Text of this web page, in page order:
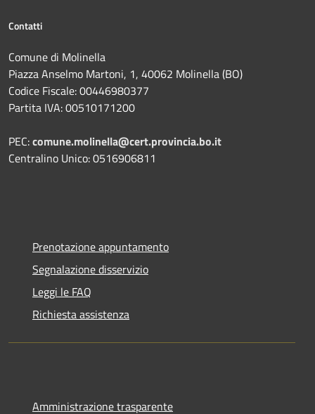
Contatti
Comune di Molinella
Piazza Anselmo Martoni, 1, 40062 Molinella (BO)
Codice Fiscale: 00446980377
Partita IVA: 00510171200
PEC:comune.molinella@cert.provincia.bo.it
Centralino Unico: 0516906811
Prenotazione appuntamento
Segnalazione disservizio
Leggi le FAQ
Richiesta assistenza
Amministrazione trasparente